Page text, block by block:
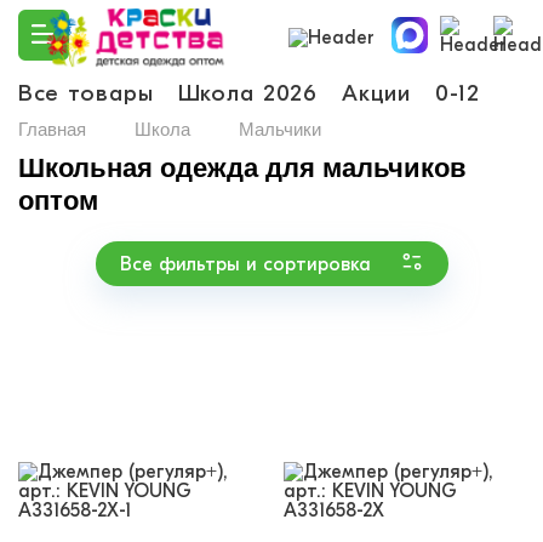
Все товары Школа 2026 Акции 0-12
Главная Школа Мальчики
Школьная одежда для мальчиков
оптом
Все фильтры и сортировка